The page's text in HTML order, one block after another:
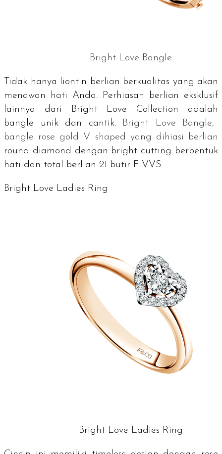
Bright Love Bangle
Tidak hanya liontin berlian berkualitas yang akan
menawan hati Anda. Perhiasan berlian eksklusif
lainnya dari
Bright Love Collection
adalah
bangle unik dan cantik. Bright Love Bangle,
bangle rose gold V shaped yang dihiasi berlian
round diamond dengan bright cutting berbentuk
hati dan total berlian 21 butir F VVS.
Bright Love Ladies Ring
Bright Love Ladies Ring